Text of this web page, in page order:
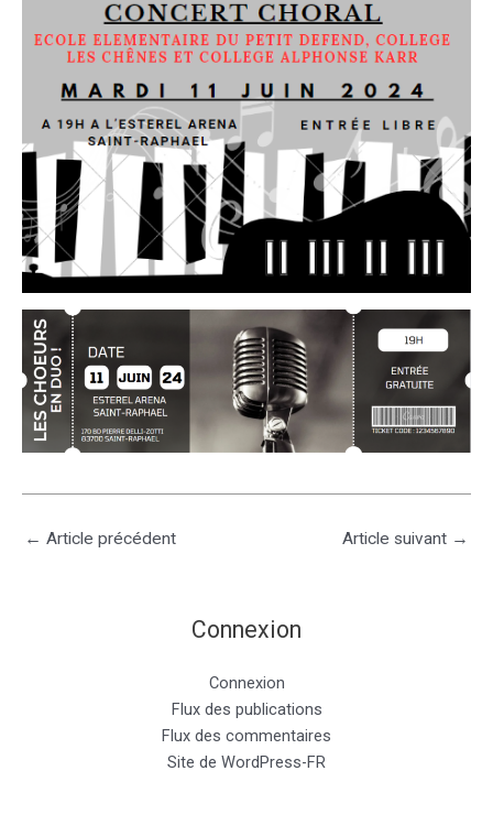
← Article précédent Article suivant →
Connexion
Connexion
Flux des publications
Flux des commentaires
Site de WordPress-FR